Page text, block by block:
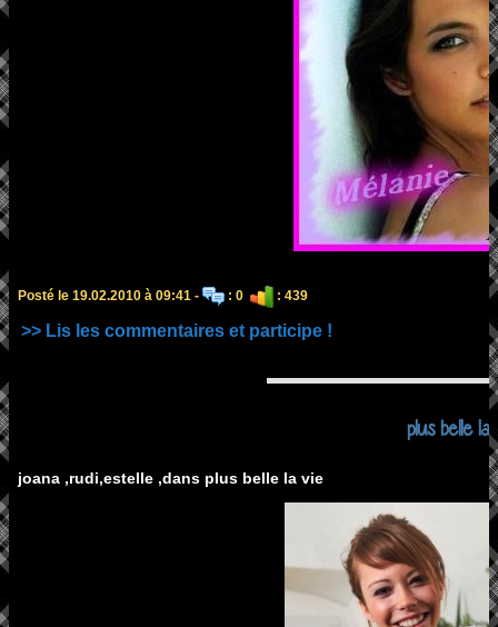
Posté le 19.02.2010 à 09:41 - : 0 : 439
>> Lis les commentaires et participe !
plus belle la
joana ,rudi,estelle ,dans plus belle la vie